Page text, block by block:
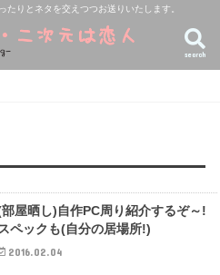
たりとネタを交えつつお送りいたします。
search
屋晒し)自作PC周り紹介するぞ～!
ペックも(自分の居場所!)
2016.02.04